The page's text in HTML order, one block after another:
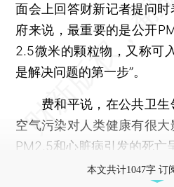
面会上回答财新记者提问
府来说，最重要的是公开
2.5微米的颗粒物，又称可
是解决问题的第一步”。
费和平说，在公共卫生
空气污染对人类健康有很大
PM2.5和心脏病引发的死亡
本文共计1047字 订